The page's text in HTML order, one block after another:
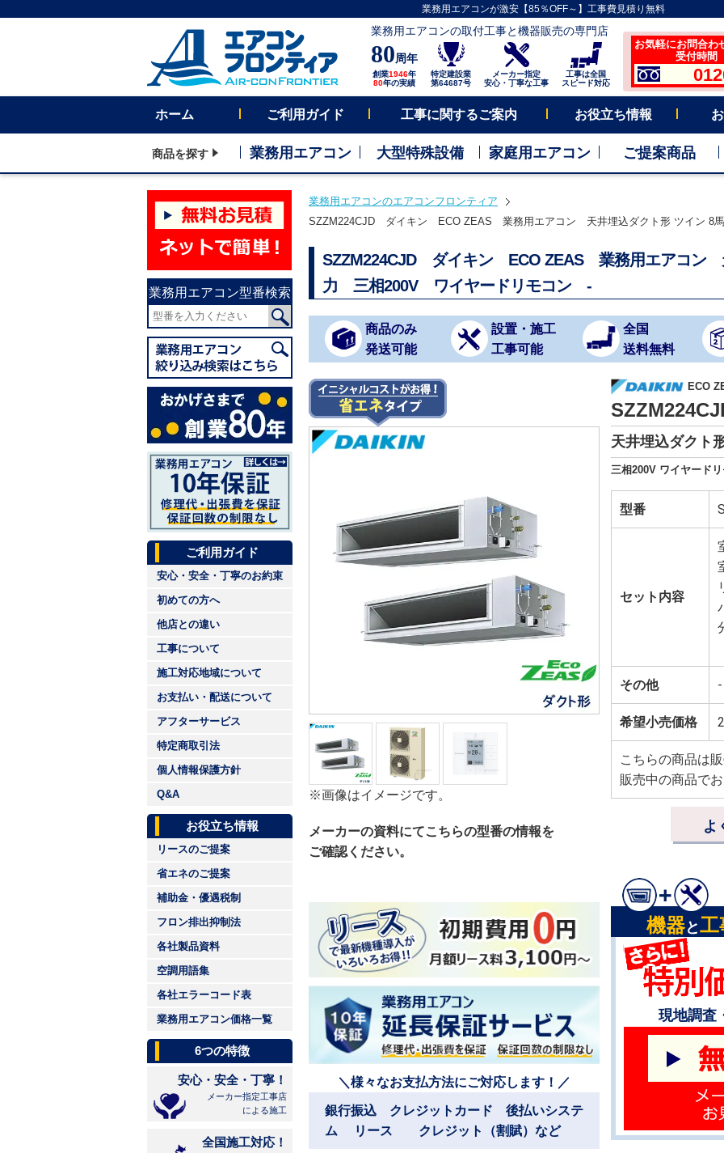
業務用エアコンが激安【85％OFF～】工事費見積り無料
業務用エアコンの取付工事と機器販売の専門店
80周年
創業1946年
80年の実績
特定建設業
第64687号
メーカー指定
安心・丁寧な工事
工事は全国
スピード対応
お気軽にお問合わ
受付時間
ホーム ご利用ガイド 工事に関するご案内 お役立ち情報
商品を探す 業務用エアコン 大型特殊設備 家庭用エアコン ご提案商品
業務用エアコン型番検索
ご利用ガイド
安心・安全・丁寧のお約束
初めての方へ
他店との違い
工事について
施工対応地域について
お支払い・配送について
アフターサービス
特定商取引法
個人情報保護方針
Q&A
お役立ち情報
リースのご提案
省エネのご提案
補助金・優遇税制
フロン排出抑制法
各社製品資料
空調用語集
各社エラーコード表
業務用エアコン価格一覧
6つの特徴
安心・安全・丁寧！
メーカー指定工事店
による施工
全国施工対応！
業務用エアコンのエアコンフロンティア
SZZM224CJD ダイキン ECO ZEAS 業務用エアコン 天井埋込ダクト形 ツイン 8
SZZM224CJD ダイキン ECO ZEAS 業務用エアコン
力 三相200V ワイヤードリモコン -
商品のみ
発送可能
設置・施工
工事可能
全国
送料無料
※画像はイメージです。
メーカーの資料にてこちらの型番の情報を
ご確認ください。
ECO
天井埋込ダクト
三相200V ワイヤード
型番
セット内容
その他 -
希望小売価格
こちらの商品は
販売中の商品で
よ
＼様々なお支払方法にご対応します！／
銀行振込 クレジットカード 後払いシステ
ム リース クレジット（割賦）など
機器と工
現地調査